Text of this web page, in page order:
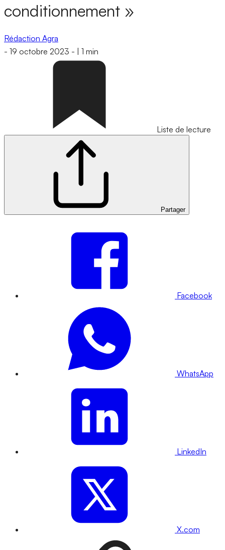
conditionnement »
Rédaction Agra
- 19 octobre 2023 - 1 min
Liste de lecture
Partager
Facebook
WhatsApp
LinkedIn
X.com